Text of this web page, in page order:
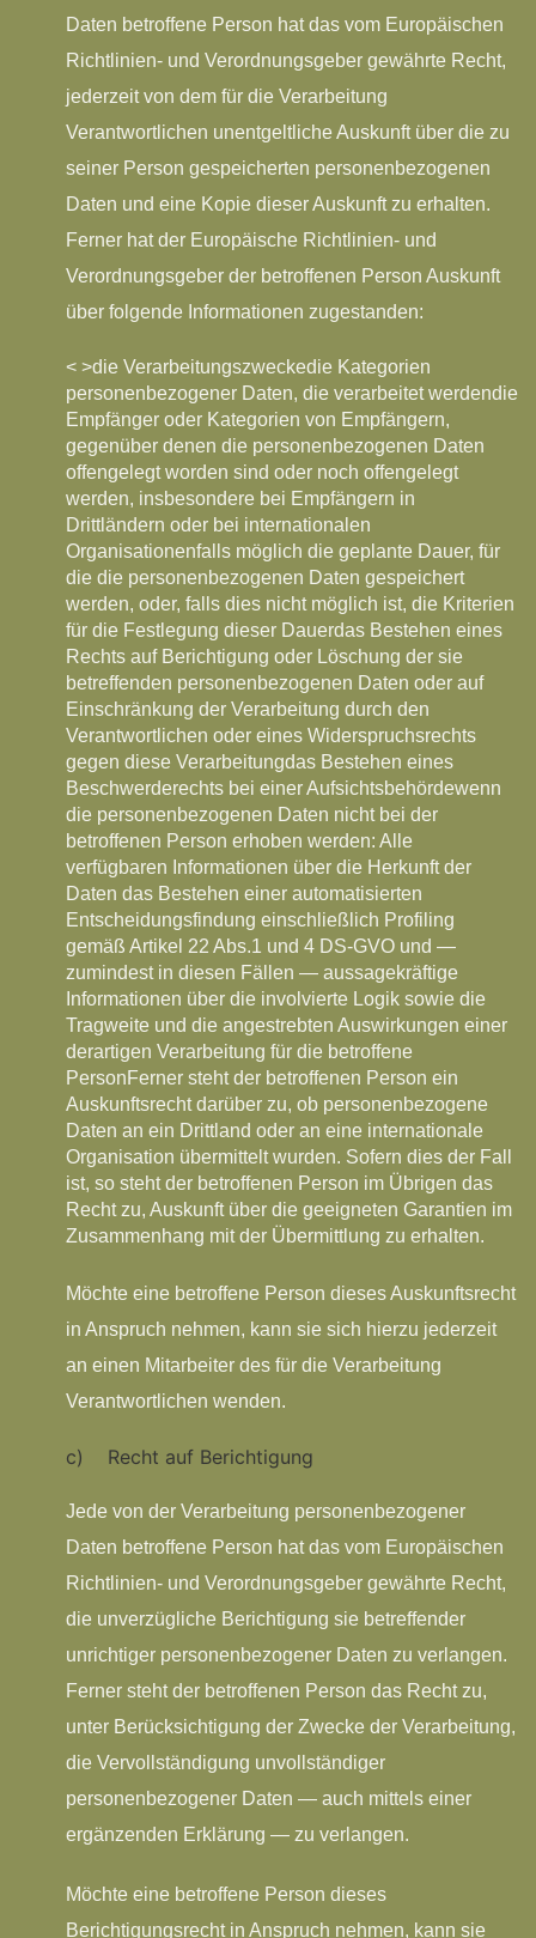
Daten betroffene Person hat das vom Europäischen
Richtlinien- und Verordnungsgeber gewährte Recht,
jederzeit von dem für die Verarbeitung
Verantwortlichen unentgeltliche Auskunft über die zu
seiner Person gespeicherten personenbezogenen
Daten und eine Kopie dieser Auskunft zu erhalten.
Ferner hat der Europäische Richtlinien- und
Verordnungsgeber der betroffenen Person Auskunft
über folgende Informationen zugestanden:
< >die Verarbeitungszweckedie Kategorien
personenbezogener Daten, die verarbeitet werdendie
Empfänger oder Kategorien von Empfängern,
gegenüber denen die personenbezogenen Daten
offengelegt worden sind oder noch offengelegt
werden, insbesondere bei Empfängern in
Drittländern oder bei internationalen
Organisationenfalls möglich die geplante Dauer, für
die die personenbezogenen Daten gespeichert
werden, oder, falls dies nicht möglich ist, die Kriterien
für die Festlegung dieser Dauerdas Bestehen eines
Rechts auf Berichtigung oder Löschung der sie
betreffenden personenbezogenen Daten oder auf
Einschränkung der Verarbeitung durch den
Verantwortlichen oder eines Widerspruchsrechts
gegen diese Verarbeitungdas Bestehen eines
Beschwerderechts bei einer Aufsichtsbehördewenn
die personenbezogenen Daten nicht bei der
betroffenen Person erhoben werden: Alle
verfügbaren Informationen über die Herkunft der
Daten das Bestehen einer automatisierten
Entscheidungsfindung einschließlich Profiling
gemäß Artikel 22 Abs.1 und 4 DS-GVO und —
zumindest in diesen Fällen — aussagekräftige
Informationen über die involvierte Logik sowie die
Tragweite und die angestrebten Auswirkungen einer
derartigen Verarbeitung für die betroffene
PersonFerner steht der betroffenen Person ein
Auskunftsrecht darüber zu, ob personenbezogene
Daten an ein Drittland oder an eine internationale
Organisation übermittelt wurden. Sofern dies der Fall
ist, so steht der betroffenen Person im Übrigen das
Recht zu, Auskunft über die geeigneten Garantien im
Zusammenhang mit der Übermittlung zu erhalten.
Möchte eine betroffene Person dieses Auskunftsrecht
in Anspruch nehmen, kann sie sich hierzu jederzeit
an einen Mitarbeiter des für die Verarbeitung
Verantwortlichen wenden.
c) Recht auf Berichtigung
Jede von der Verarbeitung personenbezogener
Daten betroffene Person hat das vom Europäischen
Richtlinien- und Verordnungsgeber gewährte Recht,
die unverzügliche Berichtigung sie betreffender
unrichtiger personenbezogener Daten zu verlangen.
Ferner steht der betroffenen Person das Recht zu,
unter Berücksichtigung der Zwecke der Verarbeitung,
die Vervollständigung unvollständiger
personenbezogener Daten — auch mittels einer
ergänzenden Erklärung — zu verlangen.
Möchte eine betroffene Person dieses
Berichtigungsrecht in Anspruch nehmen, kann sie